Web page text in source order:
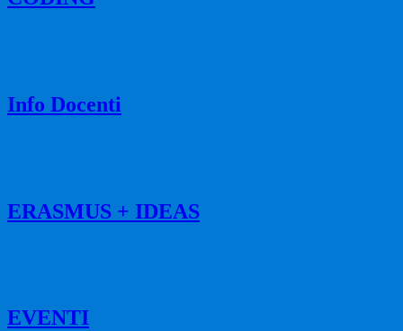
Info Docenti
ERASMUS + IDEAS
EVENTI